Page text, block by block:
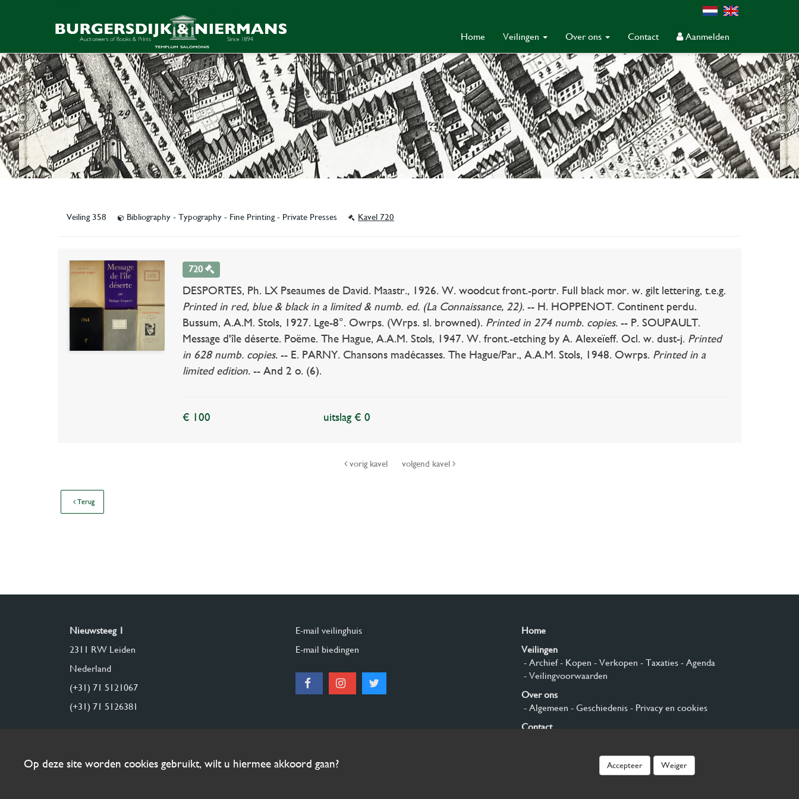
Home Veilingen Over ons Contact Aanmelden
Veiling 358 Bibliography - Typography - Fine Printing - Private Presses Kavel 720
720
DESPORTES, Ph. LX Pseaumes de David. Maastr., 1926. W. woodcut front.-portr. Full black mor. w. gilt lettering, t.e.g.
Printed in red, blue & black in a limited & numb. ed. (La Connaissance, 22). -- H. HOPPENOT. Continent perdu.
Bussum, A.A.M. Stols, 1927. Lge-8°. Owrps. (Wrps. sl. browned). Printed in 274 numb. copies. -- P. SOUPAULT.
Message d'île déserte. Poëme. The Hague, A.A.M. Stols, 1947. W. front.-etching by A. Alexeïeff. Ocl. w. dust-j. Printed
in 628 numb. copies. -- E. PARNY. Chansons madécasses. The Hague/Par., A.A.M. Stols, 1948. Owrps. Printed in a
limited edition. -- And 2 o. (6).
€ 100 uitslag € 0
vorig kavel volgend kavel
Terug
Nieuwsteeg 1
2311 RW Leiden
Nederland
(+31) 71 5121067
(+31) 71 5126381
E-mail veilinghuis
E-mail biedingen
Home
Veilingen
- Archief- Kopen - Verkopen - Taxaties- Agenda
- Veilingvoorwaarden
Over ons
- Algemeen - Geschiedenis- Privacy en cookies
Contact
Op deze site worden cookies gebruikt, wilt u hiermee akkoord gaan? Accepteer Weiger